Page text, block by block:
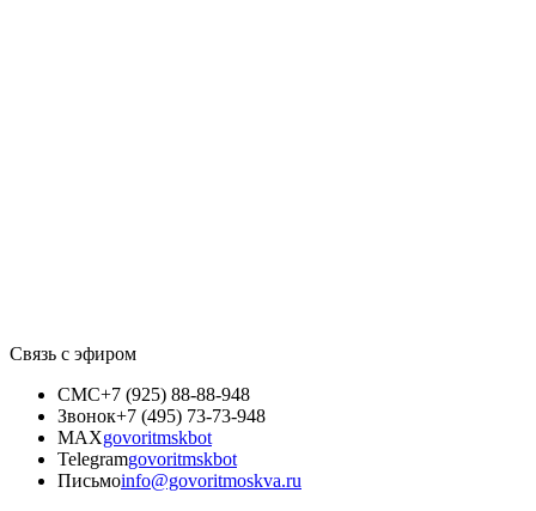
Связь с эфиром
СМС+7 (925) 88-88-948
Звонок+7 (495) 73-73-948
MAXgovoritmskbot
Telegramgovoritmskbot
Письмоinfo@govoritmoskva.ru